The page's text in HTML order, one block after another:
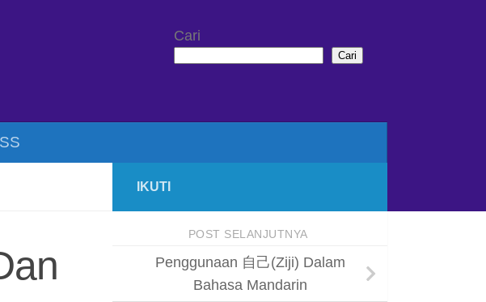
Cari
Cari
IKUTI
POST SELANJUTNYA
Penggunaan 自己(Ziji) Dalam
Bahasa Mandarin